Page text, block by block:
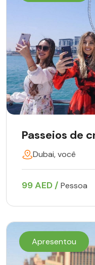
Passeios de
Dubai, você
99 AED / Pessoa
Apresentou